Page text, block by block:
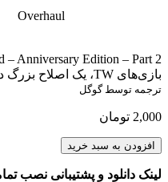
Overhaul
بازی‌های TW، یک اصلاح بزرگ دیگر آمده است. این بار برای توتال…
ترجمه توسط گوگل
2,000 تومان
Radious
Total
War
افزودن به سبد خرید
لینک دانلود و پشتیبانی نصب